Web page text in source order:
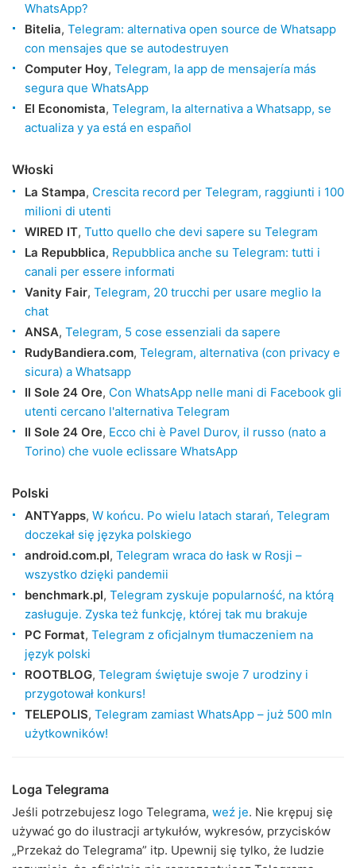
WhatsApp?
Bitelia, Telegram: alternativa open source de Whatsapp
con mensajes que se autodestruyen
Computer Hoy, Telegram, la app de mensajería más
segura que WhatsApp
El Economista, Telegram, la alternativa a Whatsapp, se
actualiza y ya está en español
Włoski
La Stampa, Crescita record per Telegram, raggiunti i 100
milioni di utenti
WIRED IT, Tutto quello che devi sapere su Telegram
La Repubblica, Repubblica anche su Telegram: tutti i
canali per essere informati
Vanity Fair, Telegram, 20 trucchi per usare meglio la
chat
ANSA, Telegram, 5 cose essenziali da sapere
RudyBandiera.com, Telegram, alternativa (con privacy e
sicura) a Whatsapp
Il Sole 24 Ore, Con WhatsApp nelle mani di Facebook gli
utenti cercano l'alternativa Telegram
Il Sole 24 Ore, Ecco chi è Pavel Durov, il russo (nato a
Torino) che vuole eclissare WhatsApp
Polski
ANTYapps, W końcu. Po wielu latach starań, Telegram
doczekał się języka polskiego
android.com.pl, Telegram wraca do łask w Rosji –
wszystko dzięki pandemii
benchmark.pl, Telegram zyskuje popularność, na którą
zasługuje. Zyska też funkcję, której tak mu brakuje
PC Format, Telegram z oficjalnym tłumaczeniem na
język polski
ROOTBLOG, Telegram świętuje swoje 7 urodziny i
przygotował konkurs!
TELEPOLIS, Telegram zamiast WhatsApp – już 500 mln
użytkowników!
Loga Telegrama
Jeśli potrzebujesz logo Telegrama, weź je. Nie krępuj się
używać go do ilustracji artykułów, wykresów, przycisków
„Przekaż do Telegrama” itp. Upewnij się tylko, że ludzie